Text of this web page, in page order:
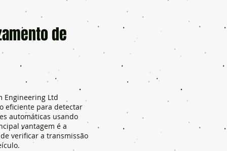
de
Engineering Ltd
eficiente para detectar
automáticas usando
vantagem é a
verificar a transmissão